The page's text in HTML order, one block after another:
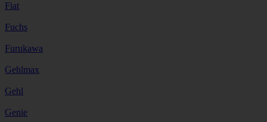
Fiat
Fuchs
Furukawa
Gehlmax
Gehl
Genie